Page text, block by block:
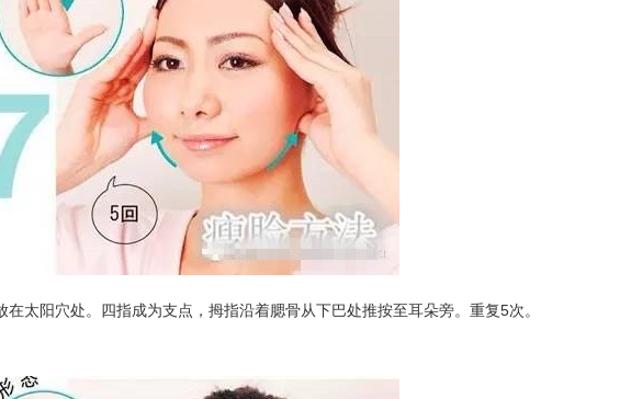
太阳穴处。四指成为支点，拇指沿着腮骨从下巴处推按至耳朵旁。重复5次。